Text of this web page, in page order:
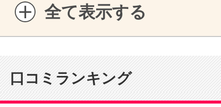
全て表示する
口コミランキング